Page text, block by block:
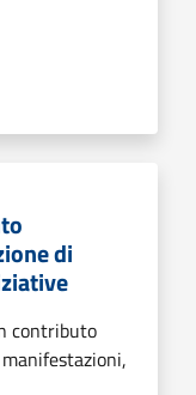
di
contributo